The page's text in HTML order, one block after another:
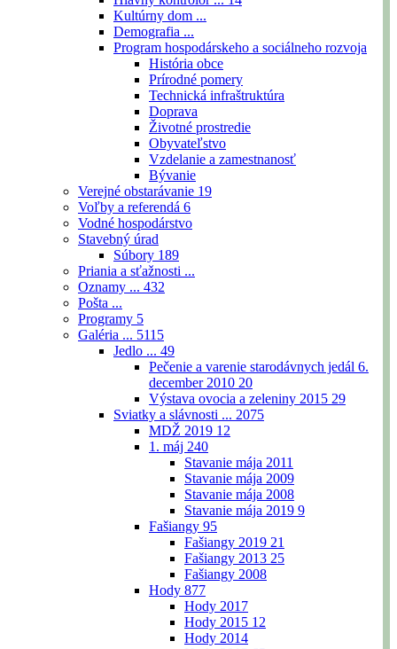
Kultúrny dom ...
Demografia ...
Program hospodárskeho a sociálneho rozvoja
História obce
Prírodné pomery
Technická infraštruktúra
Doprava
Životné prostredie
Obyvateľstvo
Vzdelanie a zamestnanosť
Bývanie
Verejné obstarávanie 19
Voľby a referendá 6
Vodné hospodárstvo
Stavebný úrad
Súbory 189
Priania a sťažnosti ...
Oznamy ... 432
Pošta ...
Programy 5
Galéria ... 5115
Jedlo ... 49
Pečenie a varenie starodávnych jedál 6.
december 2010 20
Výstava ovocia a zeleniny 2015 29
Sviatky a slávnosti ... 2075
MDŽ 2019 12
1. máj 240
Stavanie mája 2011
Stavanie mája 2009
Stavanie mája 2008
Stavanie mája 2019 9
Fašiangy 95
Fašiangy 2019 21
Fašiangy 2013 25
Fašiangy 2008
Hody 877
Hody 2017
Hody 2015 12
Hody 2014